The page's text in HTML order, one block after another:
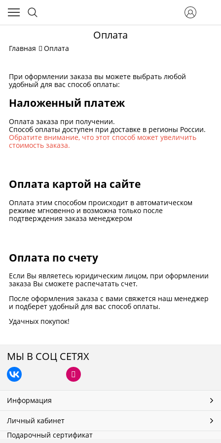
Оплата
Главная Оплата
При оформлении заказа вы можете выбрать любой
удобный для вас способ оплаты:
Наложенный платеж
Оплата заказа при получении.
Способ оплаты доступен при доставке в регионы России.
Обратите внимание, что этот способ может увеличить
стоимость заказа.
Оплата картой на сайте
Оплата этим способом происходит в автоматическом
режиме мгновенно и возможна только после
подтверждения заказа менеджером
Оплата по счету
Если Вы являетесь юридическим лицом, при оформлении
заказа Вы сможете распечатать счет.
После оформления заказа с вами свяжется наш менеджер
и подберет удобный для вас способ оплаты.
Удачных покупок!
МЫ В СОЦ СЕТЯХ
Информация
Личный кабинет
Подарочный сертификат